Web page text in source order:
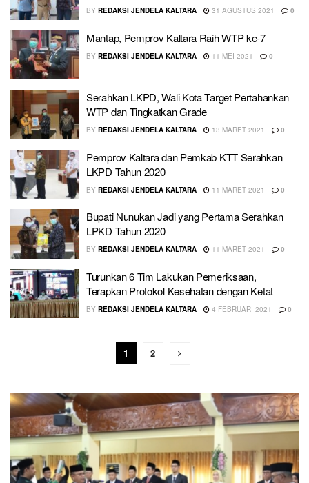
BY REDAKSI JENDELA KALTARA 31 AGUSTUS 2021 0
Mantap, Pemprov Kaltara Raih WTP ke-7
BY REDAKSI JENDELA KALTARA 11 MEI 2021 0
Serahkan LKPD, Wali Kota Target Pertahankan
WTP dan Tingkatkan Grade
BY REDAKSI JENDELA KALTARA 13 MARET 2021 0
Pemprov Kaltara dan Pemkab KTT Serahkan
LKPD Tahun 2020
BY REDAKSI JENDELA KALTARA 11 MARET 2021 0
Bupati Nunukan Jadi yang Pertama Serahkan
LPKD Tahun 2020
BY REDAKSI JENDELA KALTARA 11 MARET 2021 0
Turunkan 6 Tim Lakukan Pemeriksaan,
Terapkan Protokol Kesehatan dengan Ketat
BY REDAKSI JENDELA KALTARA 4 FEBRUARI 2021 0
1 2